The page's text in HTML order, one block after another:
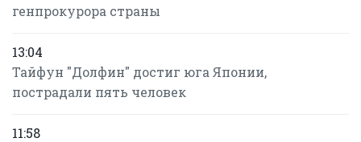
генпрокурора страны
13:04
Тайфун "Долфин" достиг юга Японии,
пострадали пять человек
11:58